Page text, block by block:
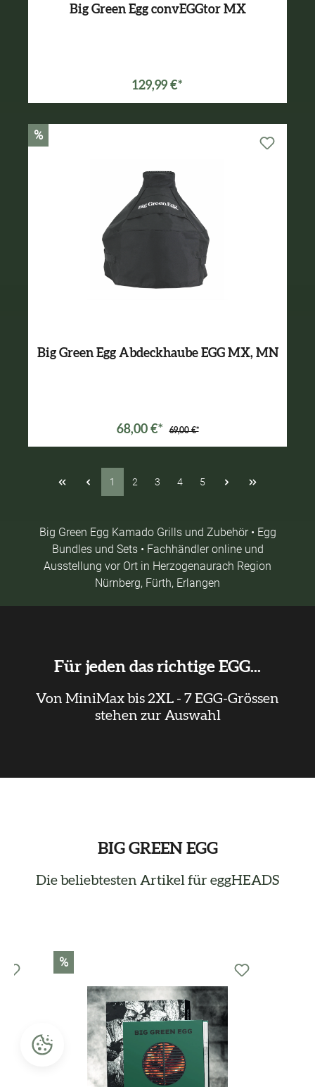
Big Green Egg convEGGtor MX
129,99 €*
%
Big Green Egg Abdeckhaube EGG MX, MN
68,00 €* 69,00 €*
1 2 3 4 5
Big Green Egg Kamado Grills und Zubehör • Egg
Bundles und Sets • Fachhändler online und
Ausstellung vor Ort in Herzogenaurach Region
Nürnberg, Fürth, Erlangen
Für jeden das richtige EGG...
Von MiniMax bis 2XL - 7 EGG-Grössen
stehen zur Auswahl
BIG GREEN EGG
Die beliebtesten Artikel für eggHEADS
Produktgalerie überspringen
%